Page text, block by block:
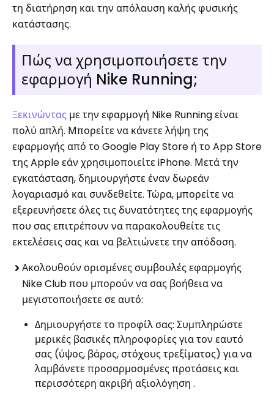
τη διατήρηση και την απόλαυση καλής φυσικής
κατάστασης.
Πώς να χρησιμοποιήσετε την
εφαρμογή Nike Running;
Ξεκινώντας με την εφαρμογή Nike Running είναι
πολύ απλή. Μπορείτε να κάνετε λήψη της
εφαρμογής από το Google Play Store ή το App Store
της Apple εάν χρησιμοποιείτε iPhone. Μετά την
εγκατάσταση, δημιουργήστε έναν δωρεάν
λογαριασμό και συνδεθείτε. Τώρα, μπορείτε να
εξερευνήσετε όλες τις δυνατότητες της εφαρμογής
που σας επιτρέπουν να παρακολουθείτε τις
εκτελέσεις σας και να βελτιώνετε την απόδοση.
Ακολουθούν ορισμένες συμβουλές εφαρμογής
Nike Club που μπορούν να σας βοήθεια να
μεγιστοποιήσετε σε αυτό:
Δημιουργήστε το προφίλ σας: Συμπληρώστε
μερικές βασικές πληροφορίες για τον εαυτό
σας (ύψος, βάρος, στόχους τρεξίματος) για να
λαμβάνετε προσαρμοσμένες προτάσεις και
περισσότερη ακριβή αξιολόγηση .